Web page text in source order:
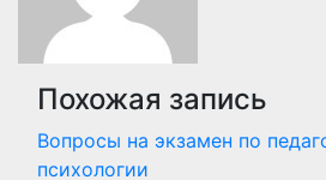
Похожая запись
Вопросы на экзамен по
психологии